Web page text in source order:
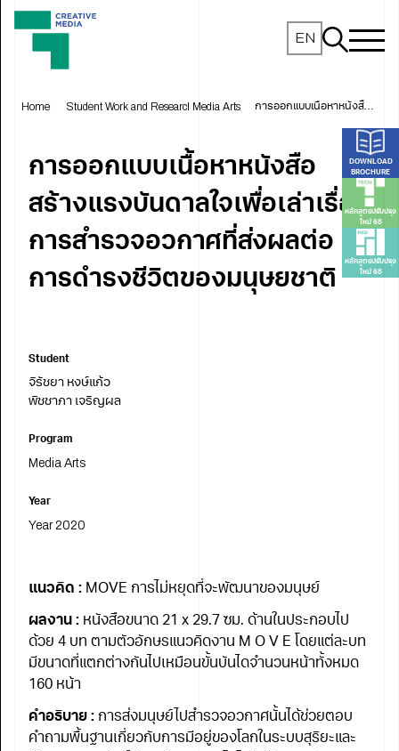
EN
DOWNLOAD
BROCHURE
หลักสูตรปรับปรุง
ใหม่ 68
หลักสูตรปรับปรุง
ใหม่ 68
Home Student Work and Research Media Arts การออกแบบเนื้อหาหนังสือ สร้างแรงบันดาลใจเพื่อเล่าเรื่องการสำรวจอวกาศที่ส่งผลต่อการดำรงชีวิตของมนุษยชาติ
Student
จิรัชยา หงษ์แก้ว
พิชชาภา เจริญผล
Program
Media Arts
Year
Year 2020
การออกแบบเนื้อหาหนังสือ
สร้างแรงบันดาลใจเพื่อเล่าเรื่อง
การสำรวจอวกาศที่ส่งผลต่อ
การดำรงชีวิตของมนุษยชาติ
แนวคิด : MOVE การไม่หยุดที่จะพัฒนาของมนุษย์
ผลงาน : หนังสือขนาด 21 x 29.7 ซม. ด้านในประกอบไป
ด้วย 4 บท ตามตัวอักษรแนวคิดงาน M O V E โดยแต่ละบท
มีขนาดที่แตกต่างกันไปเหมือนขั้นบันไดจำนวนหน้าทั้งหมด
160 หน้า
คำอธิบาย : การส่งมนุษย์ไปสำรวจอวกาศนั้นได้ช่วยตอบ
คำถามพื้นฐานเกี่ยวกับการมีอยู่ของโลกในระบบสุริยะและ